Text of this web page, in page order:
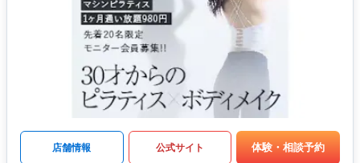
店舗情報 公式サイト 体験・相談予約